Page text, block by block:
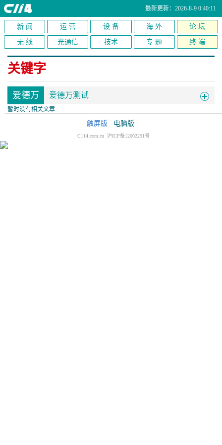
最新更新：2026-8-9 0:40:11
新 闻 运 营 设 备 海 外 论 坛
无 线 光通信 技术 专 题 终 端
关键字
爱德万 爱德万测试
暂时没有相关文章
触屏版 电脑版
C114.com.cn 沪ICP备12002291号